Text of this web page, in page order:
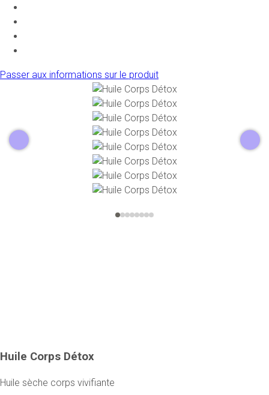
Passer aux informations sur le produit
Huile Corps Détox
Huile sèche corps vivifiante